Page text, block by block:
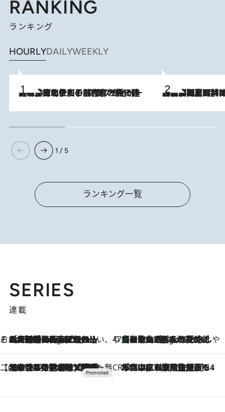
RANKING
ランキング
HOURLYDAILYWEEKLY
2026.8.3
《「文士の子ども被害者の会」発足！》阿川佐和子（72）が語る遠藤周作に北杜夫、劇作家・矢代静一の子どもたちの“文豪プライベート事件簿” 2026.8.8
「最後に見られてよかった」上野動物園の東園パンダ舎が解体前に特別公開。8月16日まで延長されたパネル展と共に辿る“半世紀”のパンダ飼育《解体工事の図面あり》
1 / 5
ランキング一覧
SERIES
連載
そおだよおこの関西おいしい、おやつ紀行4 Hours Ago
［大阪府箕面市］一皿一皿目の前で仕上げられる、料理を巧みに組み込んだアシェットデセールコース「ミチル アシェット デセール（Michiru assiette dessert）」 47都道府県の手みやげ ひんやりスイーツで夏を満喫
4 Hours Ago
【和歌山県】この夏絶対食べたい 冷やしておいしいおやつ3選 みかんがごろっと丸ごと入ったジュレ
【CREA×星野リゾート】唯一無二。癒しと発見が待つ場所へ
2026.8.7
【トンボの足水浴】ヒノキの香りに包まれて涼感マックス！約13℃の湧水かけ流しを避暑地「星野温泉 トンボの湯」で体験 CREA'S CHOICE
2026.8.7
「立川にも歌舞伎があるんだよ」 片岡仁左衛門・市川中車ら豪華座組みで4年目の立川立飛歌舞伎へ